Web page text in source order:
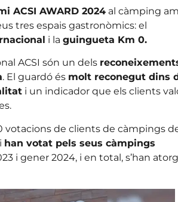
ACSI AWARD 2024al càmping
tres espais gastronòmics: el
i la guingueta Km 0.
ACSI són un dels
. El guardó és molt reconegut dins
i un indicador que els clients
votacions de clients de càmpings
han votat pels seus càmpings
i gener 2024, i en total, s’han